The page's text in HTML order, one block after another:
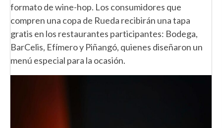
formato de wine-hop. Los consumidores que
compren una copa de Rueda recibirán una tapa
gratis en los restaurantes participantes: Bodega,
BarCelis, Efímero y Piñangó, quienes diseñaron un
menú especial para la ocasión.